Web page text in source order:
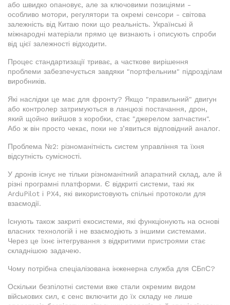
або швидко опановує, але за ключовими позиціями -
особливо мотори, регулятори та окремі сенсори - світова
залежність від Китаю поки що реальність. Українські й
міжнародні матеріали прямо це визнають і описують спроби
від цієї залежності відходити.
Процес стандартизації триває, а часткове вирішення
проблеми забезпечується завдяки "портфельним" підрозділам
виробників.
Які наслідки це має для фронту? Якщо "правильний" двигун
або контролер затримуються в ланцюзі постачання, дрон,
який щойно вийшов з коробки, стає "джерелом запчастин".
Або ж він просто чекає, поки не з’явиться відповідний аналог.
Проблема №2: різноманітність систем управління та їхня
відсутність сумісності.
У дронів існує не тільки різноманітний апаратний склад, але й
різні програмні платформи. Є відкриті системи, такі як
ArduPilot і PX4, які використовують спільні протоколи для
взаємодії.
Існують також закриті екосистеми, які функціонують на основі
власних технологій і не взаємодіють з іншими системами.
Через це їхнє інтегрування з відкритими пристроями стає
складнішою задачею.
Чому потрібна спеціалізована інженерна служба для СБпС?
Оскільки безпілотні системи вже стали окремим видом
військових сил, є сенс включити до їх складу не лише